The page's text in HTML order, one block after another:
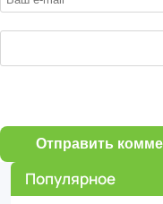
Отправить
Популярное